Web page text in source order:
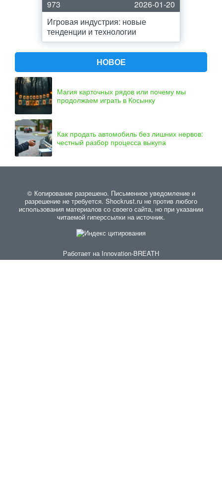
973
2026-01-20
Игровая индустрия: новые
тенденции и технологии
НОВОЕ
Магия карточных рядов или почему мы
продолжаем играть в Косынку
Как продать автомобиль без лишних нервов:
честный разбор процесса выкупа
© Копирование разрешено. Письменное уведомление и
разрешение не требуется. Shockrust.ru не против любого
использования материалов со своего сайта, но при указании
читаемой гиперссылки на источник.
Работает на Innovation-BREATH